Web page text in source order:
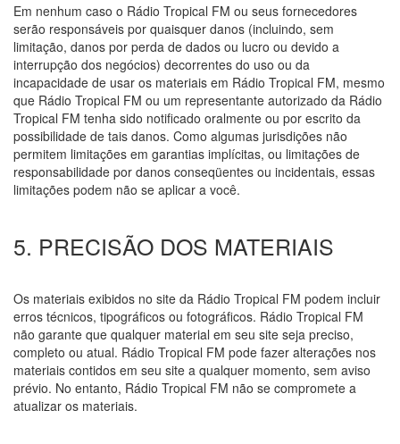
Em nenhum caso o Rádio Tropical FM ou seus fornecedores
serão responsáveis por quaisquer danos (incluindo, sem
limitação, danos por perda de dados ou lucro ou devido a
interrupção dos negócios) decorrentes do uso ou da
incapacidade de usar os materiais em Rádio Tropical FM, mesmo
que Rádio Tropical FM ou um representante autorizado da Rádio
Tropical FM tenha sido notificado oralmente ou por escrito da
possibilidade de tais danos. Como algumas jurisdições não
permitem limitações em garantias implícitas, ou limitações de
responsabilidade por danos conseqüentes ou incidentais, essas
limitações podem não se aplicar a você.
5. PRECISÃO DOS MATERIAIS
Os materiais exibidos no site da Rádio Tropical FM podem incluir
erros técnicos, tipográficos ou fotográficos. Rádio Tropical FM
não garante que qualquer material em seu site seja preciso,
completo ou atual. Rádio Tropical FM pode fazer alterações nos
materiais contidos em seu site a qualquer momento, sem aviso
prévio. No entanto, Rádio Tropical FM não se compromete a
atualizar os materiais.